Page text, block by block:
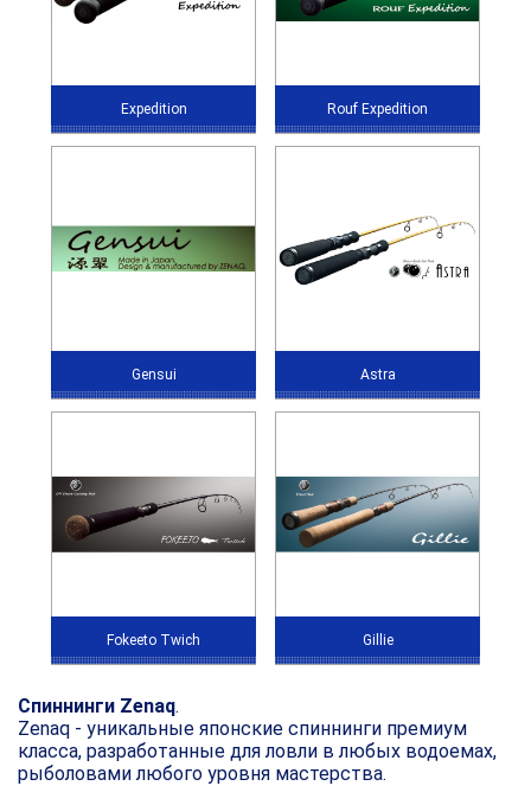
Expedition Rouf Expedition
Gensui Astra
Fokeeto Twich Gillie
Спиннинги Zenaq.
Zenaq - уникальные японские спиннинги премиум
класса, разработанные для ловли в любых водоемах,
рыболовами любого уровня мастерства.